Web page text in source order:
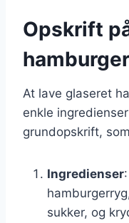
Opskrift
At lave glaseret
enkle
grundopskrift,
Ingredienser
sukker, og